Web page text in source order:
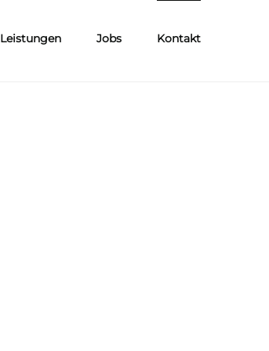
Leistungen Jobs Kontakt